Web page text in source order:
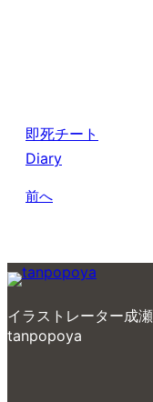
即死チート
Diary
前へ
イラストレーター成
tanpopoya